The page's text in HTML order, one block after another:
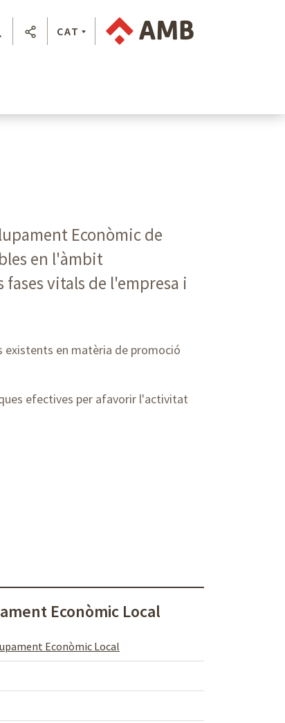
CAT
Econòmic de
en l'àmbit
vitals de l'empresa i
existents en matèria de promoció
efectives per afavorir l'activitat
Econòmic Local
Econòmic Local